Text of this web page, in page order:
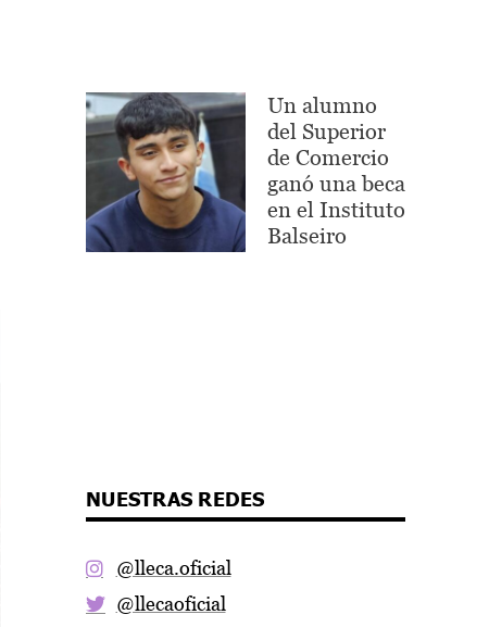
Un alumno
del Superior
de Comercio
ganó una beca
en el Instituto
Balseiro
NUESTRAS REDES
@lleca.oficial
@llecaoficial